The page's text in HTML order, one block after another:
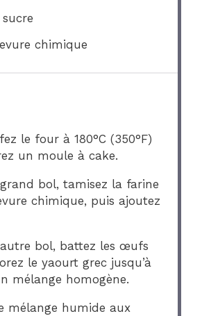
chimique
le four à 180°C (350°F)
un moule à cake.
bol, tamisez la farine
chimique, puis ajoutez
bol, battez les œufs
le yaourt grec jusqu’à
mélange homogène.
mélange humide aux